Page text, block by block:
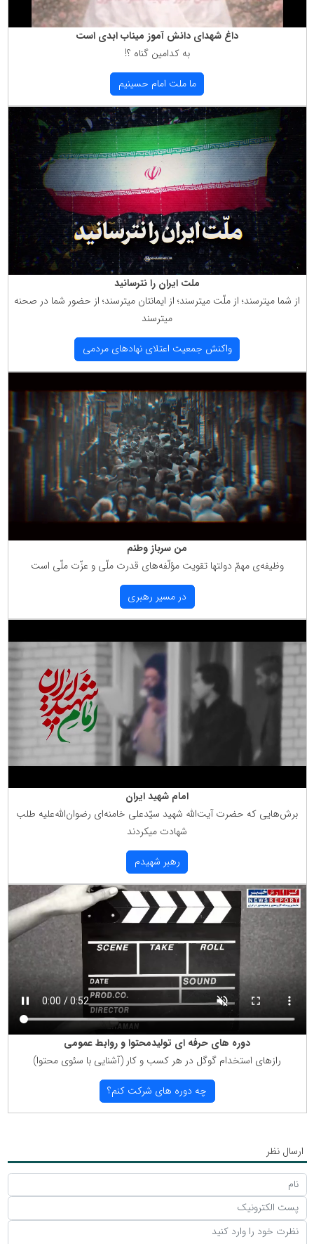
داغ شهدای دانش آموز میناب ابدی است
به كدامین گناه ؟!
ما ملت امام حسینیم
ملت ایران را نترسانید
از شما میترسند؛ از ملّت میترسند؛ از ایمانتان میترسند؛ از حضور شما در صحنه
میترسند
واكنش جمعیت اعتلای نهادهای مردمی
من سرباز وطنم
وظیفه‌ی مهمّ دولتها تقویت مؤلّفه‌های قدرت ملّی و عزّت ملّی است
در مسیر رهبری
امام شهید ایران
برش‌هایی كه حضرت آیت‌الله شهید سیّدعلی خامنه‌ای رضوان‌الله‌علیه طلب
شهادت میكردند
رهبر شهیدم
دوره های حرفه ای تولیدمحتوا و روابط عمومی
رازهای استخدام گوگل در هر كسب و كار (آشنایی با سئوی محتوا)
چه دوره های شركت كنم؟
ارسال نظر